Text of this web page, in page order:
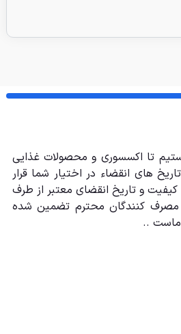
تا اکسسوری و محصولات غذایی
های انقضاء در اختیار شما قرار
و تاریخ انقضای معتبر از طرف
مصرف کنندگان محترم تضمین شده
ماست ..